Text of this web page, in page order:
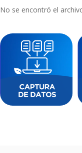
No se encontró el